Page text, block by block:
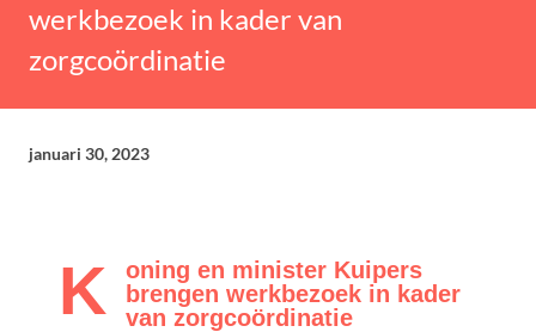
werkbezoek in kader van
zorgcoördinatie
januari 30, 2023
K
oning en minister Kuipers
brengen werkbezoek in kader
van zorgcoördinatie